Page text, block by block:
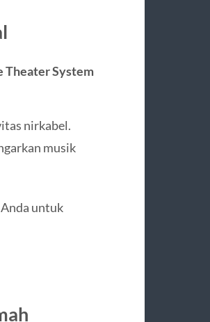
Theater System
nirkabel.
musik
untuk